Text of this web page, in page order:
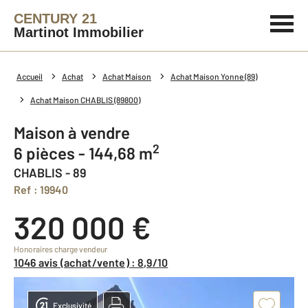
CENTURY 21
Martinot Immobilier
Accueil Achat Achat Maison Achat Maison Yonne (89)
Achat Maison CHABLIS (89800)
Maison à vendre
6 pièces - 144,68 m2
CHABLIS - 89
Ref : 19940
320 000 €
Honoraires charge vendeur
1046 avis (achat/vente) : 8,9/10
Exclusivité